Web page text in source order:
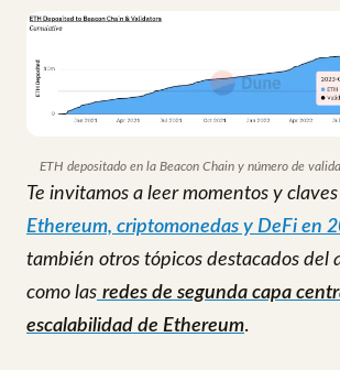
ETH depositado en la Beacon Chain y número de
Te invitamos a leer momentos y
Ethereum, criptomonedas y DeFi en
también otros tópicos destacados del
como las redes de segunda capa
escalabilidad de Ethereum.